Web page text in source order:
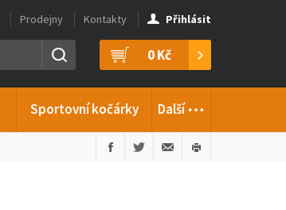
0 Kč
Sportovní kočárky Další…
Prodejny Kontakty Přihlásit